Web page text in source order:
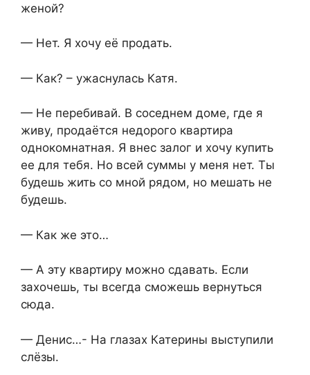
женой?
— Нет. Я хочу её продать.
— Как? – ужаснулась Катя.
— Не перебивай. В соседнем доме, где я
живу, продаётся недорого квартира
однокомнатная. Я внес залог и хочу купить
ее для тебя. Но всей суммы у меня нет. Ты
будешь жить со мной рядом, но мешать не
будешь.
— Как же это…
— А эту квартиру можно сдавать. Если
захочешь, ты всегда сможешь вернуться
сюда.
— Денис…- На глазах Катерины выступили
слёзы.